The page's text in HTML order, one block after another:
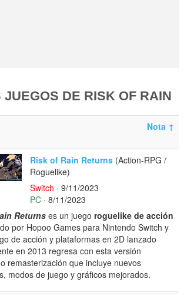
JUEGOS DE RISK OF RAIN
Nota ↑
Risk of Rain Returns (Action-RPG /
Roguelike)
Switch · 9/11/2023
PC · 8/11/2023
Returnses un juegoroguelike de acción
por Hopoo Games para Nintendo Switch y
de acción y plataformas en 2D lanzado
en 2013 regresa con esta versión
remasterización que incluye nuevos
modos de juego y gráficos mejorados.